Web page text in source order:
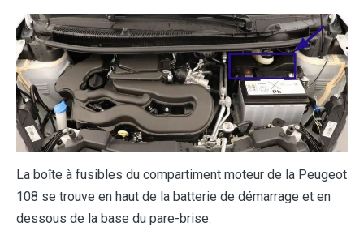
La boîte à fusibles du compartiment moteur de la Peugeot
108 se trouve en haut de la batterie de démarrage et en
dessous de la base du pare-brise.